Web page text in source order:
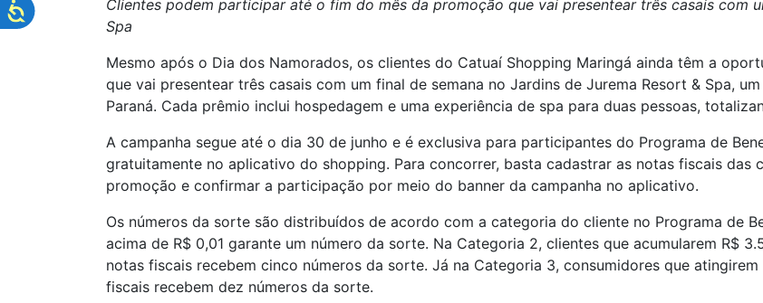
Clientes podem participar até o fim do mês da promoção que vai presentear três casais com
Spa
Mesmo após o Dia dos Namorados, os clientes do Catuaí Shopping Maringá ainda têm a
que vai presentear três casais com um final de semana no Jardins de Jurema Resort & Spa,
Paraná. Cada prêmio inclui hospedagem e uma experiência de spa para duas pessoas,
A campanha segue até o dia 30 de junho e é exclusiva para participantes do Programa de
gratuitamente no aplicativo do shopping. Para concorrer, basta cadastrar as notas fiscais das
promoção e confirmar a participação por meio do banner da campanha no aplicativo.
Os números da sorte são distribuídos de acordo com a categoria do cliente no Programa de
acima de R$ 0,01 garante um número da sorte. Na Categoria 2, clientes que acumularem R$
notas fiscais recebem cinco números da sorte. Já na Categoria 3, consumidores que
fiscais recebem dez números da sorte.